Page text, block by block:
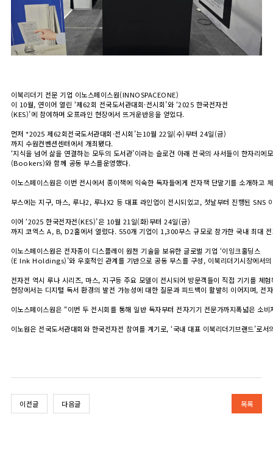
이북리더기 전문 기업 이노스페이스원(INNOSPACEONE)
이 10월, 연이어 열린 ‘제62회 전국도서관대회·전시회’와 ‘2025 한국전자전
(KES)’에 참여하며 오프라인 현장에서 뜨거운반응을 얻었다.
먼저 *2025 제62회전국도서관대회·전시회’는10월 22일(수)부터 24일(금)
까지 수원컨벤션센터에서 개최됐다.
‘지식을 넘어 삶을 연결하는 모두의 도서관’이라는 슬로건 아래 전국의 사서들이 한자리
(Bookers)와 함께 공동 부스를운영했다.
이노스페이스원은 이번 전시에서 종이책에 익숙한 독자들에게 전자책 단말기를 소개하
부스에는 지구, 마스, 루나2, 루나X2 등 대표 라인업이 전시되었고, 첫날부터 진행된
이어 ‘2025 한국전자전(KES)’은 10월 21일(화)부터 24일(금)
까지 코엑스 A, B, D2홀에서 열렸다. 550개 기업이 1,300부스 규모로 참가한 국내 최대
이노스페이스원은 전자종이 디스플레이 원천 기술을 보유한 글로벌 기업 ‘이잉크홀딩스
(E Ink Holdings)’와 우호적인 관계를 기반으로 공동 부스를 구성, 이북리더기시장에서
전자전 역시 루나 시리즈, 마스, 지구등 주요 모델이 전시되어 방문객들이 직접 기기를 체
현장에서는 디지털 독서 환경의 발전 가능성에 대한 질문과 피드백이 활발히 이어지며,
이노스페이스원은 “이번 두 전시회를 통해 일반 독자부터 전자기기 전문가까지폭넓은 소
이노원은 전국도서관대회와 한국전자전 참여를 계기로, ‘국내 대표 이북리더기브랜드’로
이전글 다음글 목록